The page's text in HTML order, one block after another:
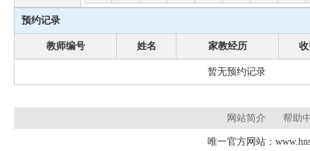
预约记录
教师编号 姓名 家教经历
暂无预约记录
网站简介 帮助
唯一官方网站：